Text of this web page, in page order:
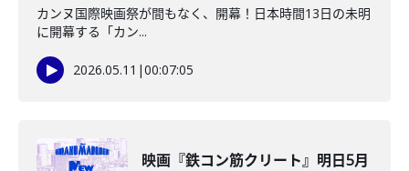
カンヌ国際映画祭が間もなく、開幕！日本時間13日の未明
に開幕する「カン...
2026.05.11 |00:07:05
映画『鉄コン筋クリート』明日5月